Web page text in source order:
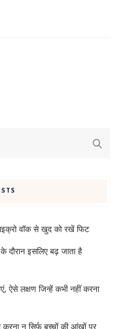
वॉक से खुद को रखें फिट
इसलिए बढ़ जाता है
ऐसे लक्षण जिन्हें कभी नहीं करना
न सिर्फ बच्चों की आंखों पर